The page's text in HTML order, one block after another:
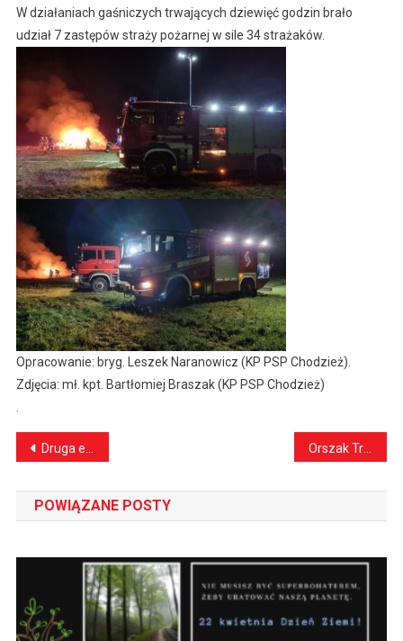
W działaniach gaśniczych trwających dziewięć godzin brało
udział 7 zastępów straży pożarnej w sile 34 strażaków.
Opracowanie: bryg. Leszek Naranowicz (KP PSP Chodzież).
Zdjęcia: mł. kpt. Bartłomiej Braszak (KP PSP Chodzież)
Nawigacja
wpisu
Druga edycja konkursu „Fundusz Sołecki – najlepsza inicjatywa”
POWIĄZANE POSTY